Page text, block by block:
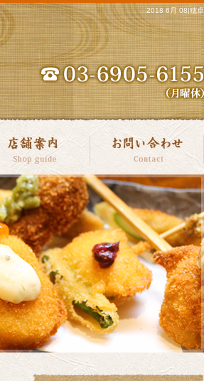
2018 6月 08|穂卓